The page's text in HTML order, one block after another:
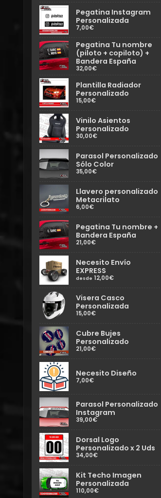
Pegatina Instagram
Personalizada
7,00€
Pegatina Tu nombre
(piloto + copiloto) +
Bandera España
32,00€
Plantilla Radiador
Personalizado
15,00€
Vinilo Asientos
Personalizado
30,00€
Parasol Personalizado
Sólo Color
35,00€
Llavero personalizado
Metacrilato
6,00€
Pegatina Tu nombre +
Bandera España
21,00€
Necesito Envío
EXPRESS
desde 12,00€
Visera Casco
Personalizada
15,00€
Cubre Bujes
Personalizado
21,00€
Necesito Diseño
7,00€
Parasol Personalizado
Instagram
39,00€
Dorsal Logo
Personalizado x 2 Uds
34,00€
Kit Techo Imagen
Personalizada
110,00€